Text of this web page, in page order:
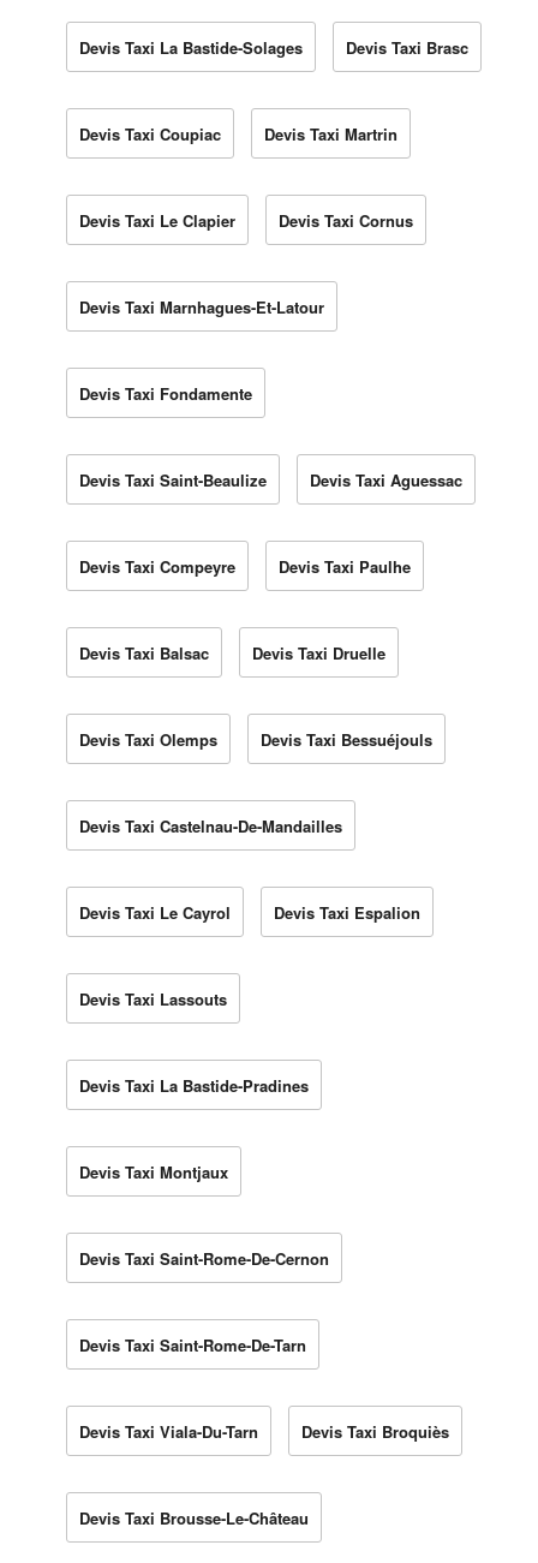
Devis Taxi La Bastide-Solages Devis Taxi Brasc
Devis Taxi Coupiac Devis Taxi Martrin
Devis Taxi Le Clapier Devis Taxi Cornus
Devis Taxi Marnhagues-Et-Latour
Devis Taxi Fondamente
Devis Taxi Saint-Beaulize Devis Taxi Aguessac
Devis Taxi Compeyre Devis Taxi Paulhe
Devis Taxi Balsac Devis Taxi Druelle
Devis Taxi Olemps Devis Taxi Bessuéjouls
Devis Taxi Castelnau-De-Mandailles
Devis Taxi Le Cayrol Devis Taxi Espalion
Devis Taxi Lassouts
Devis Taxi La Bastide-Pradines
Devis Taxi Montjaux
Devis Taxi Saint-Rome-De-Cernon
Devis Taxi Saint-Rome-De-Tarn
Devis Taxi Viala-Du-Tarn Devis Taxi Broquiès
Devis Taxi Brousse-Le-Château